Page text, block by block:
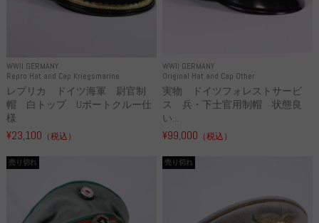
WWII GERMANY
Repro Hat and Cap Kriegsmarine
レプリカ ドイツ海軍 尉官制
帽 白トップ Uボートクルー仕
様
¥23,100 （税込）
WWII GERMANY
Original Hat and Cap Other
実物 ドイツフォレストサービ
ス 兵・下士官用制帽 状態良
い...
¥99,000 （税込）
売り切れ 売り切れ